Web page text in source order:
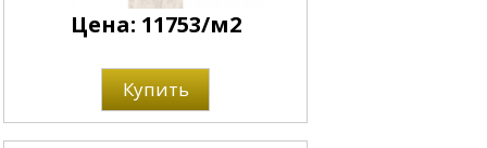
Цена: 11753/м2
Купить